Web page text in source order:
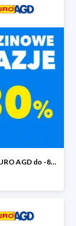
30. lat w RTV EURO AGD do -80%